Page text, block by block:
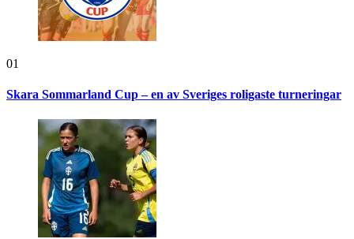
01
Skara Sommarland Cup – en av Sveriges roligaste turneringar